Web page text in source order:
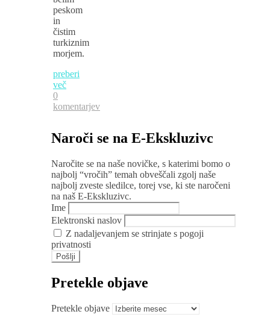
peskom
in
čistim
turkiznim
morjem.
preberi
več
0
komentarjev
Naroči se na E-Ekskluzivc
Naročite se na naše novičke, s katerimi bomo o
najbolj “vročih” temah obveščali zgolj naše
najbolj zveste sledilce, torej vse, ki ste naročeni
na naš E-Ekskluzivc.
Ime
Elektronski naslov
Z nadaljevanjem se strinjate s pogoji
privatnosti
Pretekle objave
Pretekle objave